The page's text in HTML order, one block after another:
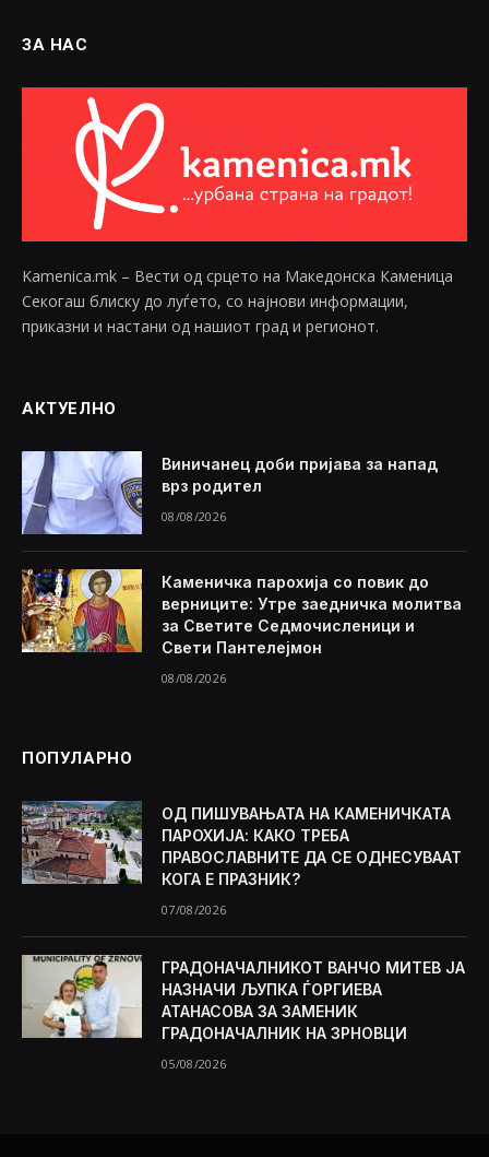
ЗА НАС
Kamenica.mk – Вести од срцето на Македонска Каменица
Секогаш блиску до луѓето, со најнови информации,
приказни и настани од нашиот град и регионот.
АКТУЕЛНО
Виничанец доби пријава за напад
врз родител
08/08/2026
Каменичка парохија со повик до
верниците: Утре заедничка молитва
за Светите Седмочисленици и
Свети Пантелејмон
08/08/2026
ПОПУЛАРНО
ОД ПИШУВАЊАТА НА КАМЕНИЧКАТА
ПАРОХИЈА: КАКО ТРЕБА
ПРАВОСЛАВНИТЕ ДА СЕ ОДНЕСУВААТ
КОГА Е ПРАЗНИК?
07/08/2026
ГРАДОНАЧАЛНИКОТ ВАНЧО МИТЕВ ЈА
НАЗНАЧИ ЉУПКА ЃОРГИЕВА
АТАНАСОВА ЗА ЗАМЕНИК
ГРАДОНАЧАЛНИК НА ЗРНОВЦИ
05/08/2026